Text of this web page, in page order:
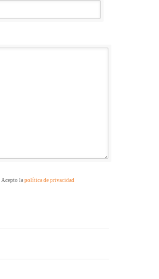
Acepto la política de privacidad